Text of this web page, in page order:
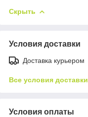
Скрыть
Условия доставки
Доставка курьером
Все условия доставки
Условия оплаты